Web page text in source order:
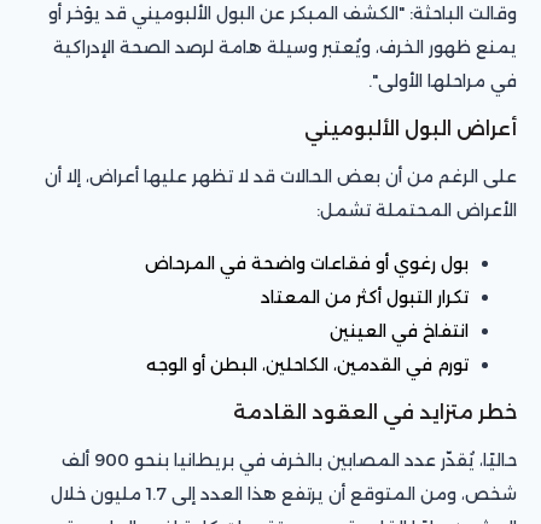
وقالت الباحثة: "الكشف المبكر عن البول الألبوميني قد يؤخر أو
يمنع ظهور الخرف، ويُعتبر وسيلة هامة لرصد الصحة الإدراكية
في مراحلها الأولى".
أعراض البول الألبوميني
على الرغم من أن بعض الحالات قد لا تظهر عليها أعراض، إلا أن
الأعراض المحتملة تشمل:
بول رغوي أو فقاعات واضحة في المرحاض
تكرار التبول أكثر من المعتاد
انتفاخ في العينين
تورم في القدمين، الكاحلين، البطن أو الوجه
خطر متزايد في العقود القادمة
حاليًا، يُقدّر عدد المصابين بالخرف في بريطانيا بنحو 900 ألف
شخص، ومن المتوقع أن يرتفع هذا العدد إلى 1.7 مليون خلال